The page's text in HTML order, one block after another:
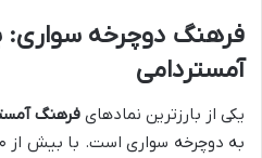
فرهنگ دوچرخه سواری:
آمستردامی
یکی از بارزترین نمادهایفرهنگ